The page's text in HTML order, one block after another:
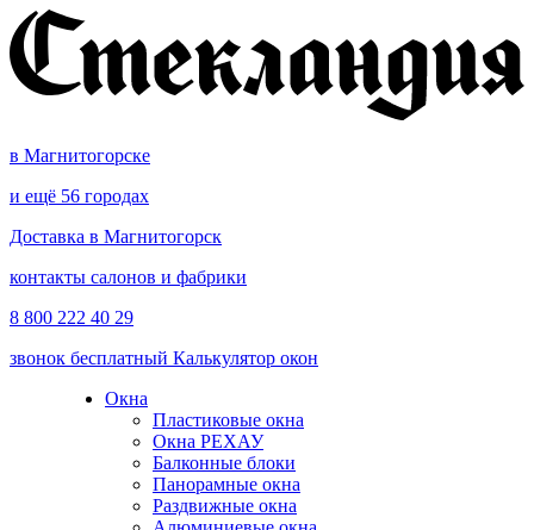
в Магнитогорске
и ещё 56 городах
Доставка в Магнитогорск
контакты салонов и фабрики
8 800 222 40 29
звонок бесплатный Калькулятор окон
Окна
Пластиковые окна
Окна РЕХАУ
Балконные блоки
Панорамные окна
Раздвижные окна